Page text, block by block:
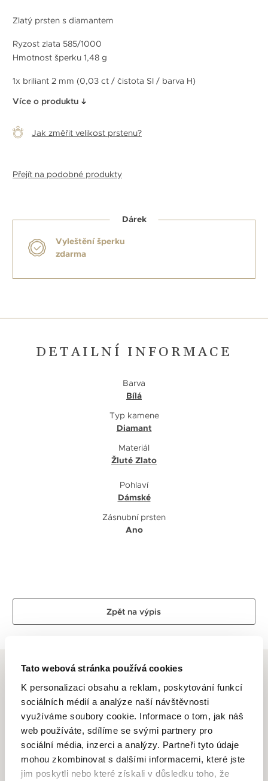
Tato webová stránka používá cookies
K personalizaci obsahu a reklam, poskytování funkcí
sociálních médií a analýze naší návštěvnosti
využíváme soubory cookie. Informace o tom, jak náš
web používáte, sdílíme se svými partnery pro
sociální média, inzerci a analýzy. Partneři tyto údaje
mohou zkombinovat s dalšími informacemi, které jste
jim poskytli nebo které získali v důsledku toho, že
Zlatý prsten s diamantem
Ryzost zlata 585/1000
Hmotnost šperku 1,48 g
1x briliant 2 mm (0,03 ct / čistota SI / barva H)
Více o produktu
Jak změřit velikost prstenu?
Přejít na podobné produkty
Dárek
Vyleštění šperku
zdarma
DETAILNÍ INFORMACE
Barva
Bílá
Typ kamene
Diamant
Materiál
Žluté Zlato
Pohlaví
Dámské
Zásnubní prsten
Ano
Zpět na výpis
ALTMAN DIAMOND
Dlouhletá zkušenost, odborné znalosti, láska k řemeslu a
zlatnické dovednosti je to, co se odráží ve špercích Altman
Diamond. Drahé kovy ve spojení s krásnými a ušlechtilými